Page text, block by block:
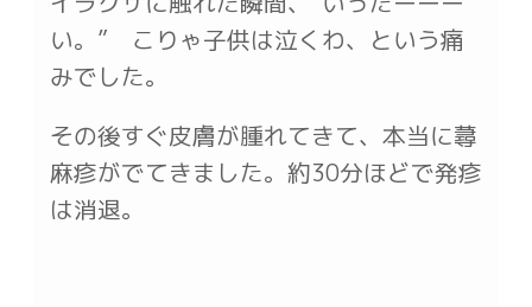
い。” こりゃ子供は泣くわ、という痛
みでした。
その後すぐ皮膚が腫れてきて、本当に蕁
麻疹がでてきました。約30分ほどで発疹
は消退。